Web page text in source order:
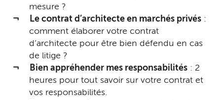
mesure ?
Le contrat d’architecte en marchés privés:
comment élaborer votre contrat
d’architecte pour être bien défendu en cas
de litige ?
Bien appréhender mes responsabilités: 2
heures pour tout savoir sur votre contrat et
vos responsabilités.